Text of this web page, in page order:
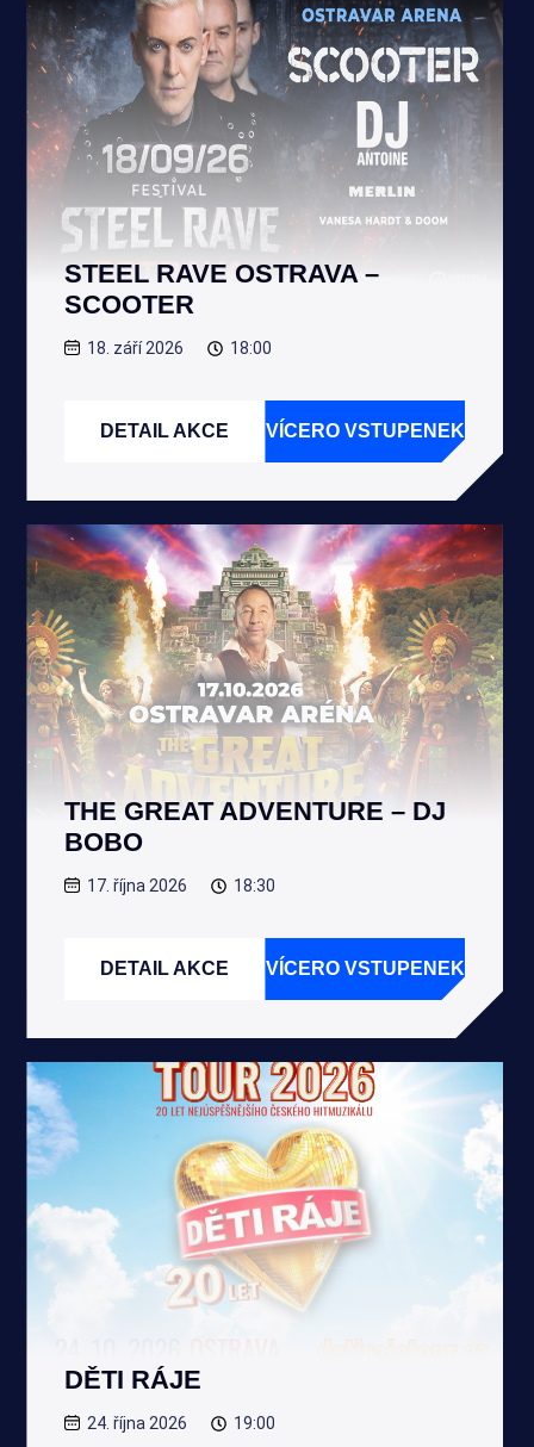
STEEL RAVE OSTRAVA –
SCOOTER
18. září 2026 18:00
DETAIL AKCE VÍCERO VSTUPENEK
THE GREAT ADVENTURE – DJ
BOBO
17. října 2026 18:30
DETAIL AKCE VÍCERO VSTUPENEK
DĚTI RÁJE
24. října 2026 19:00